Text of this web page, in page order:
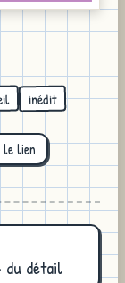
inédit
lien
détail